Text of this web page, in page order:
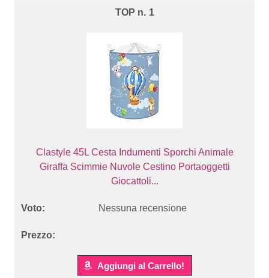
1
Clastyle 45L Cesta Indumenti Sporchi Animale
Giraffa Scimmie Nuvole Cestino Portaoggetti
Giocattoli...
Nessuna recensione
Aggiungi al Carrello!